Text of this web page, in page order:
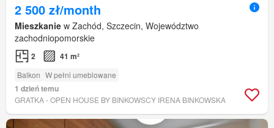
2 500 zł/month
Mieszkanie w Zachód, Szczecin, Województwo
zachodniopomorskie
2 41 m²
Balkon W pełni umeblowane
1 dzień temu
GRATKA - OPEN HOUSE BY BINKOWSCY IRENA BINKOWSKA